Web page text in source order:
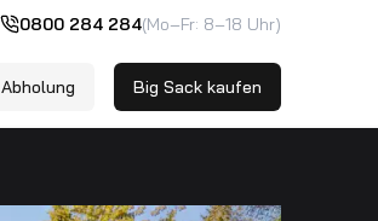
0800 284 284(Mo–Fr: 8–18 Uhr)
Abholung Big Sack kaufen